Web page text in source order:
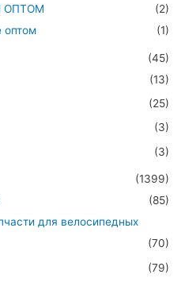
ОПТОМ
(2)
оптом
(1)
(45)
(13)
(25)
(3)
(3)
(1399)
(85)
для велосипедных
(70)
(79)